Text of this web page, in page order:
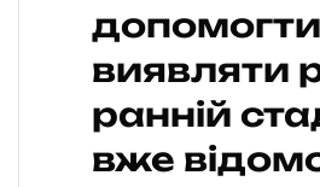
допомогти
виявляти
ранній
вже